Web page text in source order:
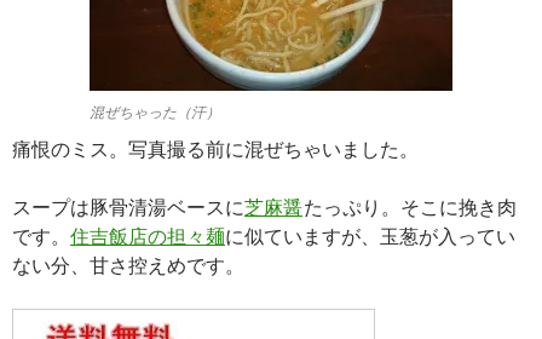
混ぜちゃった（汗）
痛恨のミス。写真撮る前に混ぜちゃいました。
スープは豚骨清湯ベースに芝麻醤たっぷり。そこに挽き肉
です。 住吉飯店の担々麺に似ていますが、玉葱が入ってい
ない分、甘さ控えめです。